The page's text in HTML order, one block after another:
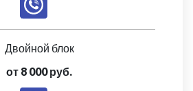
Двойной блок
от 8 000 руб.